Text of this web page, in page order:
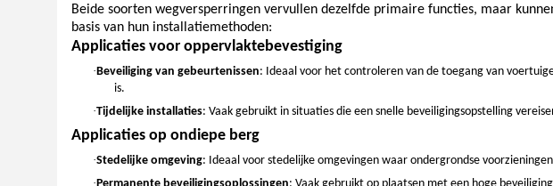
Beide soorten wegversperringen vervullen dezelfde primaire functies, maar
basis van hun installatiemethoden:
Applicaties voor oppervlaktebevestiging
· Beveiliging van gebeurtenissen: Ideaal voor het controleren van de toegang van
is.
·Tijdelijke installaties: Vaak gebruikt in situaties die een snelle beveiligingsopstelling
Applicaties op ondiepe berg
·Stedelijke omgeving: Ideaal voor stedelijke omgevingen waar ondergrondse
·